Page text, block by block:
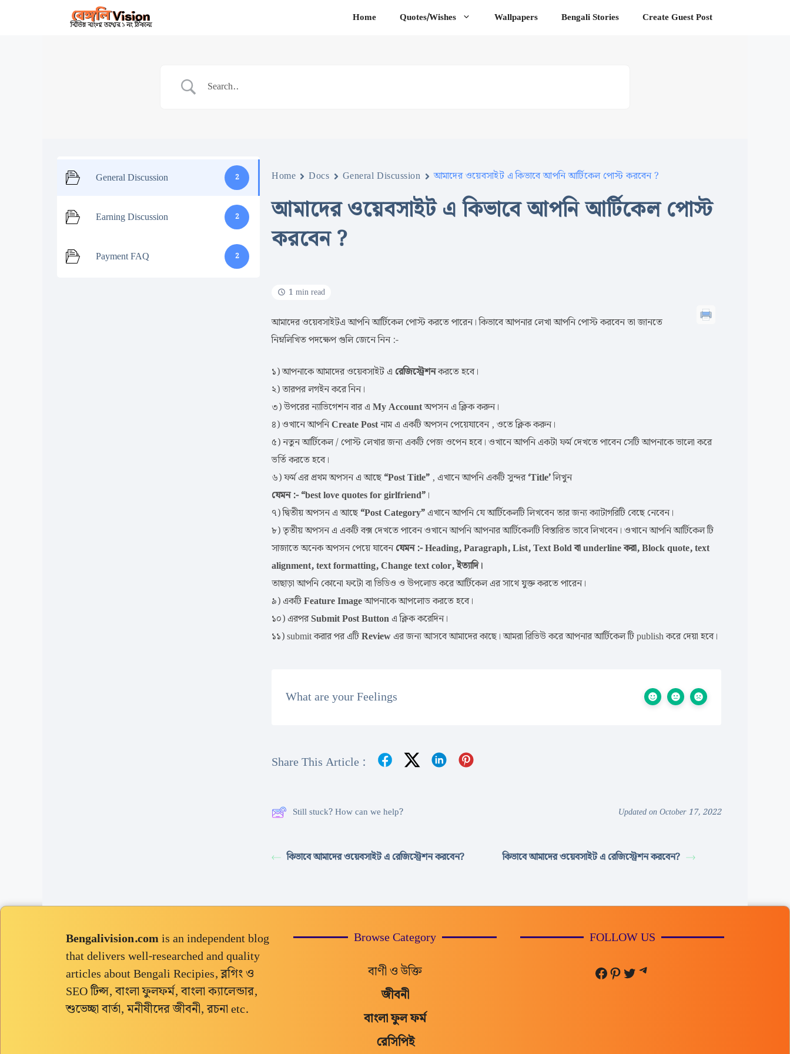
Home Quotes/Wishes Wallpapers Bengali Stories Create Guest Post
General Discussion 2
Earning Discussion 2
Payment FAQ 2
Home Docs General Discussion আমাদের ওয়েবসাইট এ কিভাবে আপনি আর্টিকেল পোস্ট করবেন ?
আমাদের ওয়েবসাইট এ কিভাবে আপনি আর্টিকেল পোস্ট
করবেন ?
1 min read
আমাদের ওয়েবসাইটএ আপনি আর্টিকেল পোস্ট করতে পারেন। কিভাবে আপনার লেখা আপনি পোস্ট করবেন তা জানতে
নিম্নলিখিত পদক্ষেপ গুলি জেনে নিন :-
১) আপনাকে আমাদের ওয়েবসাইট এ রেজিস্ট্রেশনকরতে হবে।
২) তারপর লগইন করে নিন।
৩) উপরের ন্যাভিগেশন বার এ My Accountঅপসন এ ক্লিক করুন।
৪) ওখানে আপনিCreate Postনাম এ একটি অপসন পেয়েযাবেন , ওতে ক্লিক করুন।
৫) নতুন আর্টিকেল / পোস্ট লেখার জন্য একটি পেজ ওপেন হবে। ওখানে আপনি একটা ফর্ম দেখতে পাবেন সেটি আপনাকে ভালো করে
ভর্তি করতে হবে।
৬) ফর্ম এর প্রথম অপসন এ আছে “Post Title” , এখানে আপনি একটি সুন্দর‘Title’লিখুন
যেমন :- “best love quotes for girlfriend” ।
৭) দ্বিতীয় অপসন এ আছে “Post Category” এখানে আপনি যে আর্টিকেলটি লিখবেন তার জন্য ক্যাটাগরিটি বেছে নেবেন।
৮) তৃতীয় অপসন এ একটি বক্স দেখতে পাবেন ওখানে আপনি আপনার আর্টিকেলটি বিস্তারিত ভাবে লিখবেন। ওখানে আপনি আর্টিকেল টি
সাজাতে অনেক অপসন পেয়ে যাবেনযেমন :- Heading, Paragraph, List, Text Bold বা underline করা, Block quote, text
alignment, text formatting, Change text color, ইত্যাদি।
তাছাড়া আপনি কোনো ফটো বা ভিডিও ও উপলোড করে আর্টিকেল এর সাথে যুক্ত করতে পারেন।
৯) একটিFeature Imageআপনাকে আপলোড করতে হবে।
১০) এরপরSubmit Post Button এ ক্লিক করেদিন।
১১) submit করার পর এটিReview এর জন্য আসবে আমাদের কাছে। আমরা রিভিউ করে আপনার আর্টিকেল টি publish করে দেয়া হবে।
What are your Feelings
Share This Article :
Still stuck? How can we help? Updated on October 17, 2022
কিভাবে আমাদের ওয়েবসাইট এ রেজিস্ট্রেশন করবেন? কিভাবে আমাদের ওয়েবসাইট এ রেজিস্ট্রেশন করবেন?
Bengalivision.comis an independent blog
that delivers well-researched and quality
articles about Bengali Recipies, ব্লগিং ও
SEO টিপ্স, বাংলা ফুলফর্ম, বাংলা ক্যালেন্ডার,
শুভেচ্ছা বার্তা, মনীষীদের জীবনী, রচনা etc.
Browse Category
বাণী ও উক্তি
জীবনী
বাংলা ফুল ফর্ম
রেসিপিই
FOLLOW US
Facebook
Pinterest
TwitterTelegram